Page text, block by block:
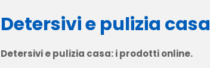
Detersivi e pulizia casa
Detersivi e pulizia casa: i prodotti online.